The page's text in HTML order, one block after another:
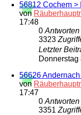
56812 Cochem >
von
17:48
0 Antworten
3323
Letzter
Donnerstag
56626
von
17:47
0 Antworten
3351